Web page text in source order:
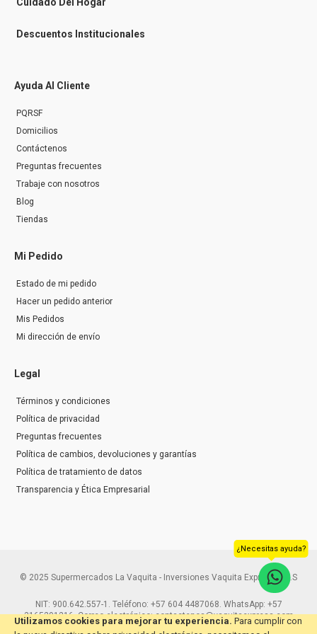
Utilizamos cookies para mejorar tu experiencia. Para cumplir con
Cuidado Del Hogar
Descuentos Institucionales
Ayuda Al Cliente
PQRSF
Domicilios
Contáctenos
Preguntas frecuentes
Trabaje con nosotros
Blog
Tiendas
Mi Pedido
Estado de mi pedido
Hacer un pedido anterior
Mis Pedidos
Mi dirección de envío
Legal
Términos y condiciones
Política de privacidad
Preguntas frecuentes
Política de cambios, devoluciones y garantías
Política de tratamiento de datos
Transparencia y Ética Empresarial
© 2025 Supermercados La Vaquita - Inversiones Vaquita Express S.A.S
NIT: 900.642.557-1. Teléfono: +57 604 4487068. WhatsApp: +57
3165291216. Correo electrónico: contactenos@vaquitaexpress.com
¿Necesitas ayuda?